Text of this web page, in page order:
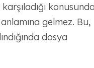
konusunda
gelmez. Bu,
dosya